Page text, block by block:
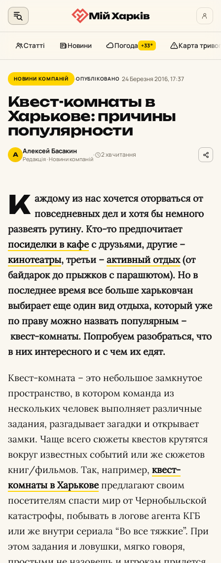
до
контенту
Мій Харків
Статті Новини Погода +33° Карта тривог
НОВИНИ КОМПАНІЙ ОПУБЛІКОВАНО 24 Березня 2016, 17:37
Квест-комнаты в
Харькове: причины
популярности
А Алексей Басакин
Редакція · Новини компаній
2 хв читання
К аждому из нас хочется оторваться от
повседневных дел и хотя бы немного
развеять рутину. Кто-то предпочитает
посиделки в кафес друзьями, другие –
кинотеатры, третьи – активный отдых(от
байдарок до прыжков с парашютом). Но в
последнее время все больше харьковчан
выбирает еще один вид отдыха, который уже
по праву можно назвать популярным –
квест-комнаты. Попробуем разобраться, что
в них интересного и с чем их едят.
Квест-комната – это небольшое замкнутое
пространство, в котором команда из
нескольких человек выполняет различные
задания, разгадывает загадки и открывает
замки. Чаще всего сюжеты квестов крутятся
вокруг известных событий или же сюжетов
книг/фильмов. Так, например, квест-
комнаты в Харьковепредлагают своим
посетителям спасти мир от Чернобыльской
катастрофы, побывать в логове агента КГБ
или же внутри сериала “Во все тяжкие”. При
этом задания и ловушки, мягко говоря,